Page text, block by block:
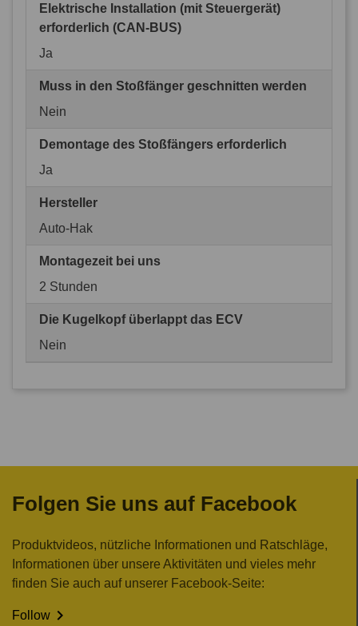
Elektrische Installation (mit Steuergerät)
erforderlich (CAN-BUS)
Ja
Muss in den Stoßfänger geschnitten werden
Nein
Demontage des Stoßfängers erforderlich
Ja
Hersteller
Auto-Hak
Montagezeit bei uns
2 Stunden
Die Kugelkopf überlappt das ECV
Nein
Folgen Sie uns auf Facebook
Produktvideos, nützliche Informationen und Ratschläge,
Informationen über unsere Aktivitäten und vieles mehr
finden Sie auch auf unserer Facebook-Seite:
Follow 